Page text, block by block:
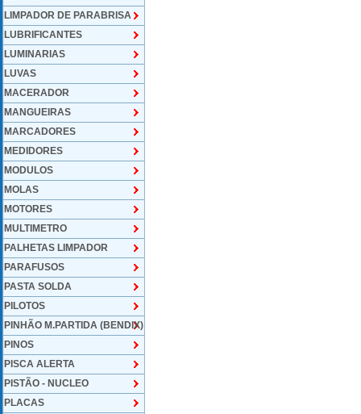
LIMPADOR DE PARABRISA
LUBRIFICANTES
LUMINARIAS
LUVAS
MACERADOR
MANGUEIRAS
MARCADORES
MEDIDORES
MODULOS
MOLAS
MOTORES
MULTIMETRO
PALHETAS LIMPADOR
PARAFUSOS
PASTA SOLDA
PILOTOS
PINHÃO M.PARTIDA (BENDIX)
PINOS
PISCA ALERTA
PISTÃO - NUCLEO
PLACAS